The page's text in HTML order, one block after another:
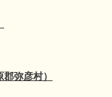
弥彦村）